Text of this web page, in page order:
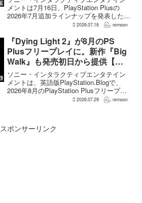
メントは7月16日、PlayStation Plusの
2026年7月追加ラインナップを発表した。
幕末の日本を舞台とするTeam NINJAのオ
the Ron...
2026.07.16 remoon
『Dying Light 2』が8月のPS
Plusフリープレイに。新作『Big
Walk』も発売初日から提供【海
外発表】
ソニー・インタラクティブエンタテイン
メントは、英語版PlayStation.Blogで、
2026年8月のPlayStation Plusフリープレ
イとして『Dying Light 2 Stay Human:
2026.07.29 remoon
スポンサーリンク